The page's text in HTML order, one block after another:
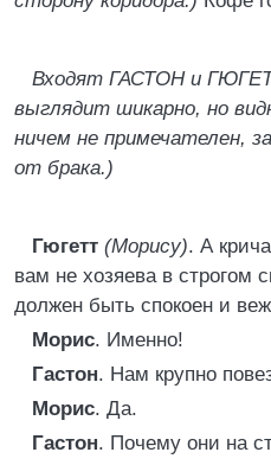
Входят ГАСТОН и
выглядит шикарно, но
ничем не примечателен,
от брака.)
Гюгетт (Морису). А
вам не хозяева в строгом
должен быть спокоен и
Морис. Именно!
Гастон. Нам крупно
Морис. Да.
Гастон. Почему они на